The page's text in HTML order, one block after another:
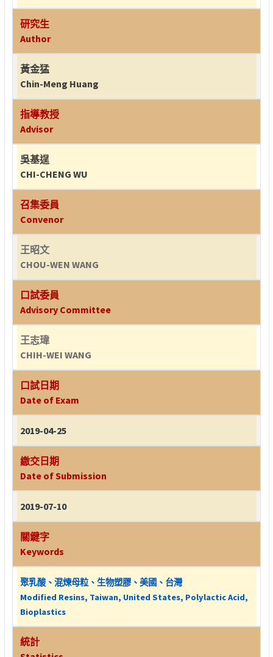
研究生
Author
黃金猛
Chin-Meng Huang
指導教授
Advisor
吳基逞
CHI-CHENG WU
召集委員
Convenor
王昭文
CHOU-WEN WANG
口試委員
Advisory Committee
王志瑋
CHIH-WEI WANG
口試日期
Date of Exam
2019-04-25
繳交日期
Date of Submission
2019-07-10
關鍵字
Keywords
聚乳酸、混煉母粒、生物塑膠、美國、台灣
Modified Resins, Taiwan, United States, Polylactic Acid,
Bioplastics
統計